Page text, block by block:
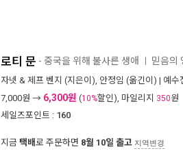
로티 문 - 중국을 위해 불사른 생애 믿음의
자넷 & 제프 벤지 (지은이), 안정임 (옮긴이) | 예수
7,000원 → 6,300원 (10%할인), 마일리지 350원
세일즈포인트 : 160
지금 택배로 주문하면 8월 10일 출고 지역변경